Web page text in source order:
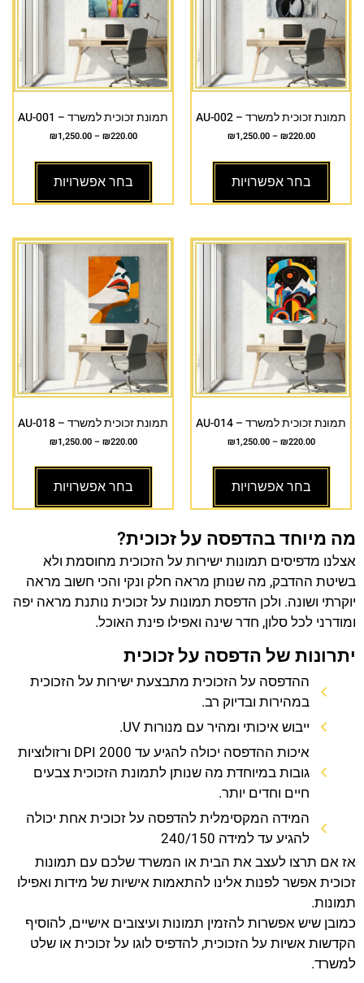
תמונת זכוכית למשרד – AU-002
₪220.00
–
₪1,250.00
בחר אפשרויות
תמונת זכוכית למשרד – AU-001
₪220.00
–
₪1,250.00
בחר אפשרויות
תמונת זכוכית למשרד – AU-014
₪220.00
–
₪1,250.00
בחר אפשרויות
תמונת זכוכית למשרד – AU-018
₪220.00
–
₪1,250.00
בחר אפשרויות
מה מיוחד בהדפסה על זכוכית?
אצלנו מדפיסים תמונות ישירות על הזכוכית מחוסמת ולא
בשיטת ההדבק, מה שנותן מראה חלק ונקי והכי חשוב מראה
יוקרתי ושונה. ולכן הדפסת תמונות על זכוכית נותנת מראה יפה
ומודרני לכל סלון, חדר שינה ואפילו פינת האוכל.
יתרונות של הדפסה על זכוכית
ההדפסה על הזכוכית מתבצעת ישירות על הזכוכית
במהירות ובדיוק רב.
ייבוש איכותי ומהיר עם מנורות UV.
איכות ההדפסה יכולה להגיע עד 2000 DPI ורזולוציות
גובות במיוחדת מה שנותן לתמונת הזכוכית צבעים
חיים וחדים יותר.
המידה המקסימלית להדפסה על זכוכית אחת יכולה
להגיע עד למידה 240/150
אז אם תרצו לעצב את הבית או המשרד שלכם עם תמונות
זכוכית אפשר לפנות אלינו להתאמות אישיות של מידות ואפילו
תמונות.
כמובן שיש אפשרות להזמין תמונות ועיצובים אישיים, להוסיף
הקדשות אשיות על הזכוכית, להדפיס לוגו על זכוכית או שלט
למשרד.